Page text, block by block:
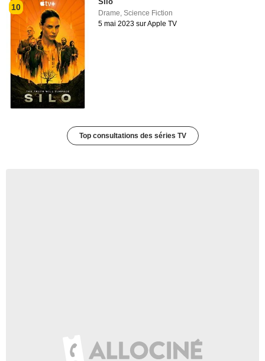
10
Drame,Science Fiction
5 mai 2023 sur Apple TV
Top consultations des séries TV